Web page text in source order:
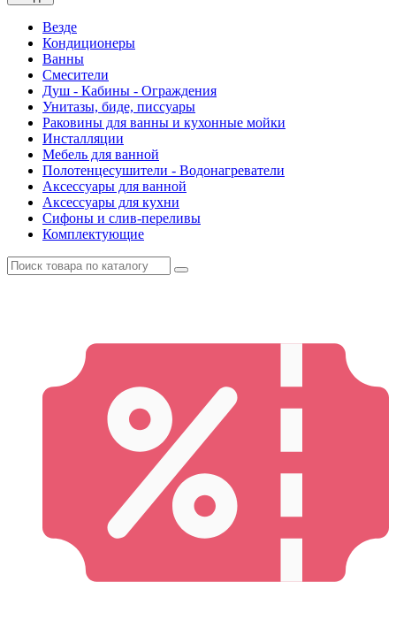
Везде
Кондиционеры
Ванны
Смесители
Душ - Кабины - Ограждения
Унитазы, биде, писсуары
Раковины для ванны и кухонные мойки
Инсталляции
Мебель для ванной
Полотенцесушители - Водонагреватели
Аксессуары для ванной
Аксессуары для кухни
Сифоны и слив-переливы
Комплектующие